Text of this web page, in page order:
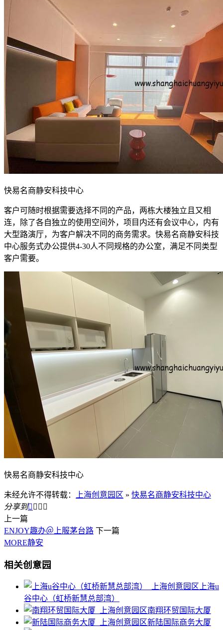
快易名商静安科技中心
客户可随时根据需要选择不同的产品，两栋大楼独立且又相
连，除了各自独立的使用空间外，项目内还有会议中心，内有
大型路演厅，为客户解决不同的商务需求。快易名商静安科技
中心服务式办公提供4-30人不同规格的办公室，满足不同类型
客户需要。
快易名商静安科技中心
未经允许不得转载： 上海创意园区 » 快易名商静安科技中心
分享到   
上一篇
ENJOY趣办＠上服茅台路 下一篇
MORE静安
相关创意园
上海u
谷中心（虹桥新慧总部湾）
南翔环贸国际大厦
新陆国际商务大厦